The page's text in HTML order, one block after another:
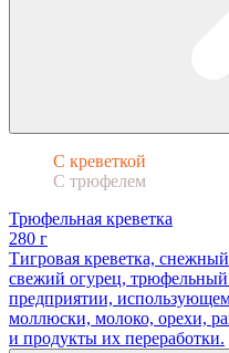
С креветкой
С трюфелем
Трюфельная креветка
280 г
Тигровая креветка,
свежий огурец,
предприятии,
моллюски, молоко, орехи,
и продукты их переработки.